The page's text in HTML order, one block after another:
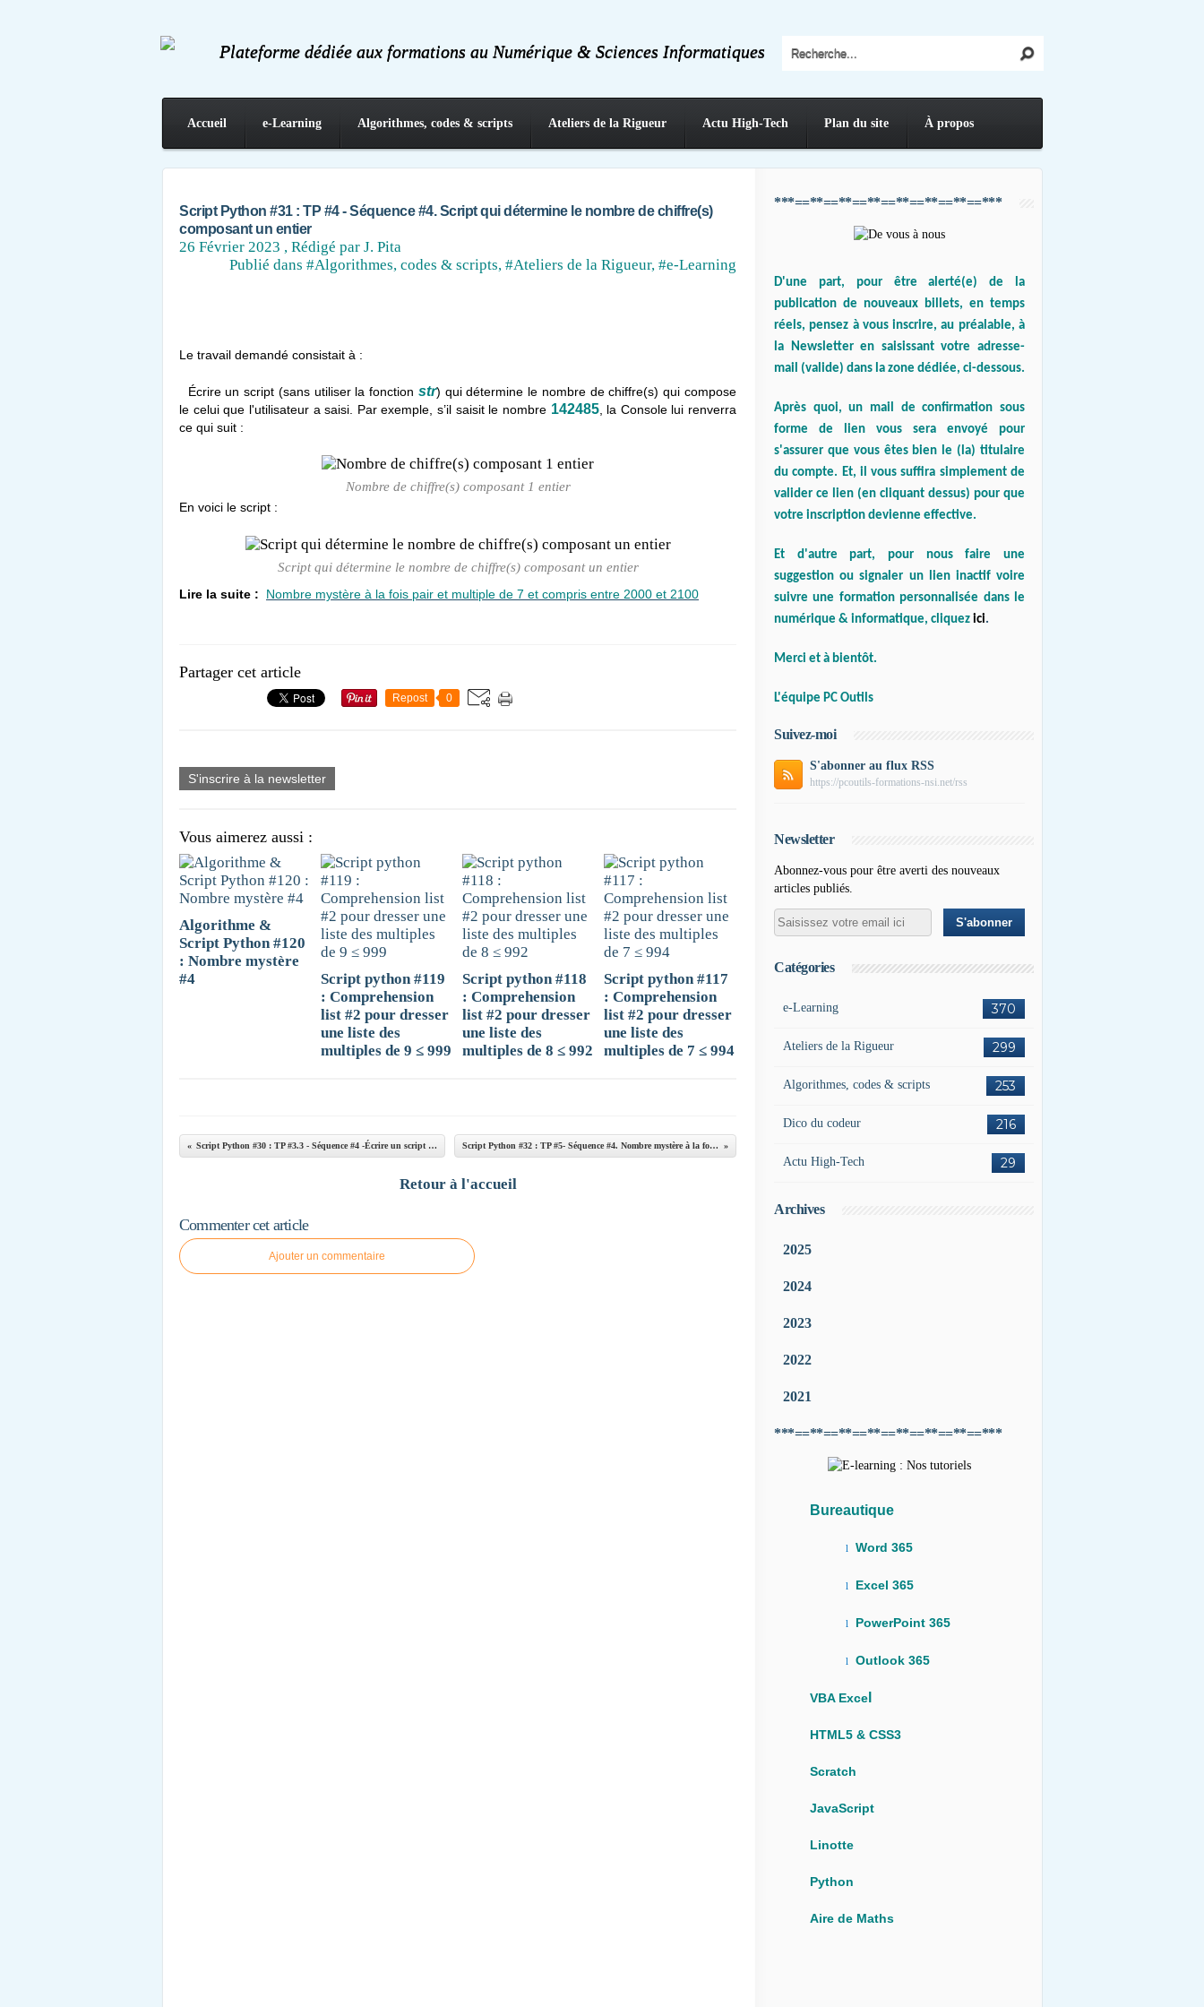
Plateforme dédiée aux formations au Numérique & Sciences Informatiques
Accueil e-Learning Algorithmes, codes & scripts Ateliers de la Rigueur Actu High-Tech Plan du site À propos
Script Python #31 : TP #4 - Séquence #4. Script qui détermine le nombre de chiffre(s)
composant un entier
26 Février 2023 , Rédigé par J. Pita
Publié dans #Algorithmes, codes & scripts, #Ateliers de la Rigueur, #e-Learning
Le travail demandé consistait à :
Écrire un script (sans utiliser la fonction str) qui détermine le nombre de chiffre(s) qui compose
le celui que l'utilisateur a saisi. Par exemple, s’il saisit le nombre 142485, la Console lui renverra
ce qui suit :
Nombre de chiffre(s) composant 1 entier
En voici le script :
Script qui détermine le nombre de chiffre(s) composant un entier
Lire la suite : Nombre mystère à la fois pair et multiple de 7 et compris entre 2000 et 2100
Partager cet article
Repost 0
S'inscrire à la newsletter
Vous aimerez aussi :
Algorithme &
Script Python #120
: Nombre mystère
#4
Script python #119
: Comprehension
list #2 pour dresser
une liste des
multiples de 9 ≤ 999
Script python #118
: Comprehension
list #2 pour dresser
une liste des
multiples de 8 ≤ 992
Script python #117
: Comprehension
list #2 pour dresser
une liste des
multiples de 7 ≤ 994
Script Python #30 : TP #3.3 - Séquence #4 -Écrire un script qui détermine si 2 entiers sont premiers entre eux Script Python #32 : TP #5- Séquence #4. Nombre mystère à la fois pair et multiple de 7 et compris entre 2000 et 2100
Retour à l'accueil
Commenter cet article
Ajouter un commentaire
***==**==**==**==**==**==**==***
D'une part, pour être alerté(e) de la
publication de nouveaux billets, en temps
réels, pensez à vous inscrire, au préalable, à
la Newsletter en saisissant votre adresse-
mail (valide) dans la zone dédiée, ci-dessous.
Après quoi, un mail de confirmation sous
forme de lien vous sera envoyé pour
s'assurer que vous êtes bien le (la) titulaire
du compte. Et, il vous suffira simplement de
valider ce lien (en cliquant dessus) pour que
votre inscription devienne effective.
Et d'autre part, pour nous faire une
suggestion ou signaler un lien inactif voire
suivre une formation personnalisée dans le
numérique & informatique, cliquez ici.
Merci et à bientôt.
L'équipe PC Outils
Suivez-moi
S'abonner au flux RSS
https://pcoutils-formations-nsi.net/rss
Newsletter
Abonnez-vous pour être averti des nouveaux
articles publiés.
Catégories
370
e-Learning
299
Ateliers de la Rigueur
253
Algorithmes, codes & scripts
216
Dico du codeur
29
Actu High-Tech
Archives
2025
2024
2023
2022
2021
***==**==**==**==**==**==**==***
Bureautique
l Word 365
l Excel 365
l PowerPoint 365
l Outlook 365
VBA Exce
HTML5 & CSS3
Scratch
JavaScript
Linotte
Python
Aire de Maths